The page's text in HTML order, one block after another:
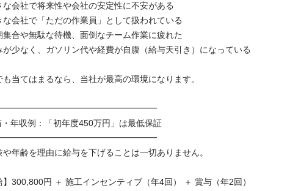
な会社で将来性や会社の安定性に不安がある
な会社で「ただの作業員」として扱われている
集合や無駄な待機、面倒なチーム作業に疲れた
が少なく、ガソリン代や経費が自腹（給与天引き）になっている
も当てはまるなら、当社が最高の環境になります。
年収例：「初年度450万円」は最低保証
や年齢を理由に給与を下げることは一切ありません。
】300,800円 ＋ 施工インセンティブ（年4回） ＋ 賞与（年2回）